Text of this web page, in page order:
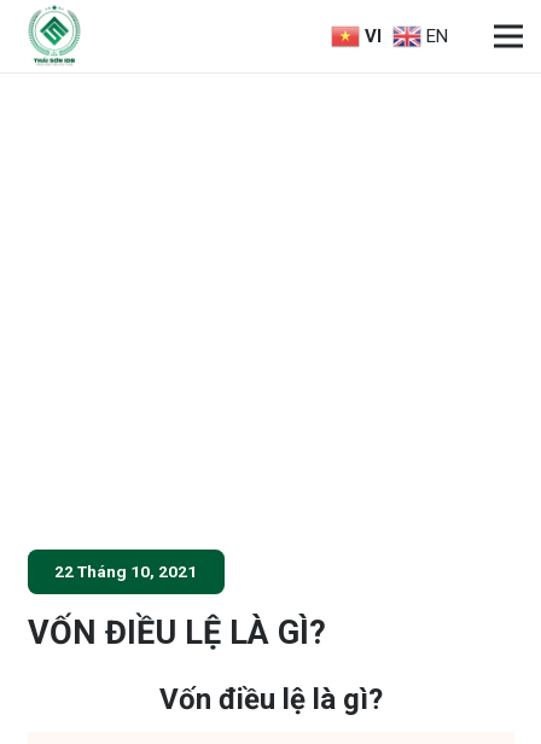
VI EN
22 Tháng 10, 2021
VỐN ĐIỀU LỆ LÀ GÌ?
Vốn điều lệ là gì?